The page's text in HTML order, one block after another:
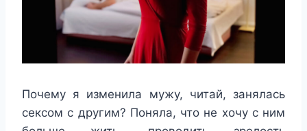
Почему я изменила мужу, читай, занялась
сексом с другим? Поняла, что не хочу с ним